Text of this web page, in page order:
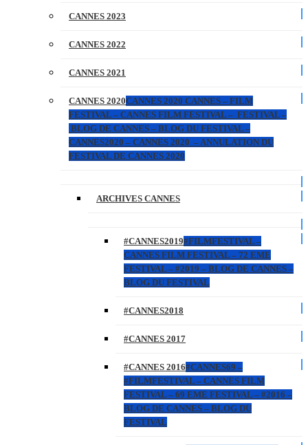
CANNES 2023
CANNES 2022
CANNES 2021
CANNES 2020CANNES 2020 CANNES – FILM
FESTIVAL – CANNES FILM FESTIVAL – FESTIVAL –
BLOG DE CANNES – BLOG DU FESTIVAL –
CANNES2020 – CANNES 2020 – ANNULATION DU
FESTIVAL DE CANNES 2020
ARCHIVES CANNES
#CANNES2019#FILMFESTIVAL –
CANNES FILM FESTIVAL – 72 EME
FESTIVAL – #2019 – BLOG DE CANNES –
BLOG DU FESTIVAL
#CANNES2018
#CANNES 2017
#CANNES 2016#CANNES69 –
#FILMFESTIVAL – CANNES FILM
FESTIVAL – 69 EME FESTIVAL – #2016 –
BLOG DE CANNES – BLOG DU
FESTIVAL